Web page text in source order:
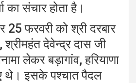
का संचार होता है।
25 फरवरी को श्री दरबार
श्रीमहंत देवेन्द्र दास जी
लेकर बड़ागांव, हरियाणा
थे। इसके पश्चात पैदल